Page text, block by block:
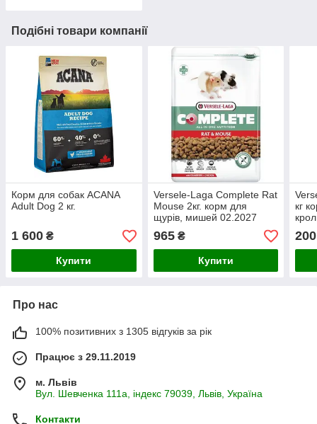
Подібні товари компанії
Корм для собак ACANA
Adult Dog 2 кг.
1 600 ₴
Купити
Versele-Laga Complete Rat
Mouse 2кг. корм для
щурів, мишей 02.2027
965₴
Купити
кг
200
Про нас
100% позитивних з 1305 відгуків за рік
Працює з 29.11.2019
м. Львів
Вул. Шевченка 111а, індекс 79039, Львів, Україна
Контакти